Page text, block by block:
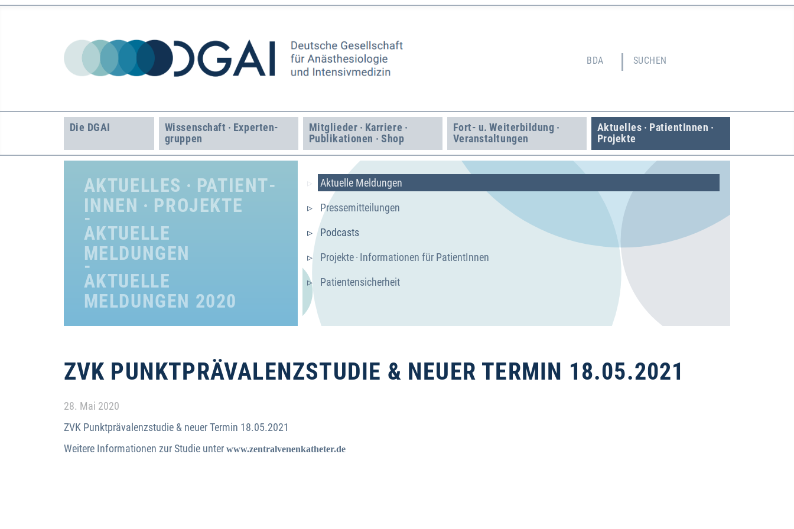
BDA SUCHEN
Die DGAI
Wissenschaft · Experten­
gruppen
Mitglieder · Karriere ·
Publikationen · Shop
Fort- u. Weiter­bildung ·
Veranstaltungen
Aktuelles · Patient­Innen ·
Projekte
AKTUELLES · PATIENT­
INNEN · PROJEKTE
AKTUELLE
MELDUNGEN
AKTUELLE
MELDUNGEN 2020
Aktuelle Meldungen
Presse­mitteilungen
Podcasts
Projekte · Informationen für PatientInnen
Patientensicherheit
ZVK PUNKTPRÄVALENZSTUDIE & NEUER TERMIN 18.05.2021
Details
28. Mai 2020
ZVK Punktprävalenzstudie & neuer Termin 18.05.2021
Weitere Informationen zur Studie unter www.zentralvenenkatheter.de